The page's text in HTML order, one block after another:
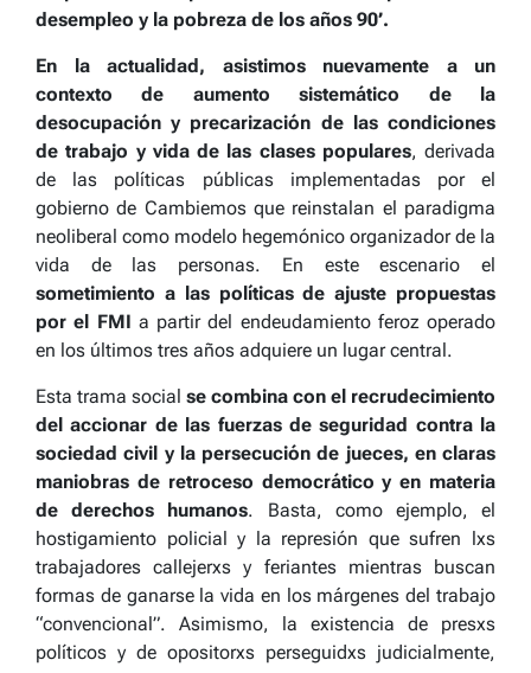
desempleo y la pobreza de los años 90’.
En la actualidad, asistimos nuevamente a un
contexto de aumento sistemático de la
desocupación y precarización de las condiciones
de trabajo y vida de las clases populares, derivada
de las políticas públicas implementadas por el
gobierno de Cambiemos que reinstalan el paradigma
neoliberal como modelo hegemónico organizador de la
vida de las personas. En este escenario el
sometimiento a las políticas de ajuste propuestas
por el FMI a partir del endeudamiento feroz operado
en los últimos tres años adquiere un lugar central.
Esta trama social se combina con el recrudecimiento
del accionar de las fuerzas de seguridad contra la
sociedad civil y la persecución de jueces, en claras
maniobras de retroceso democrático y en materia
de derechos humanos. Basta, como ejemplo, el
hostigamiento policial y la represión que sufren lxs
trabajadores callejerxs y feriantes mientras buscan
formas de ganarse la vida en los márgenes del trabajo
“convencional”. Asimismo, la existencia de presxs
políticos y de opositorxs perseguidxs judicialmente,